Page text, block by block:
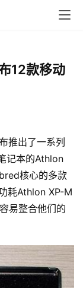
12款移动
推出了一系列
记本的Athlon
核心的多款
耗Athlon XP-M
易整合他们的